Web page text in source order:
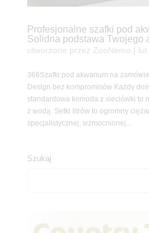
Profesjonalne szafki pod
Solidna podstawa Twojego
utworzone przez ZooNemo
366Szafki pod akwarium na
Design bez kompromisów Każdy
standardowa komoda z sieciówki to
z wodą. Setki litrów to ogromny
specjalistycznej, wzmocnionej...
Szukaj